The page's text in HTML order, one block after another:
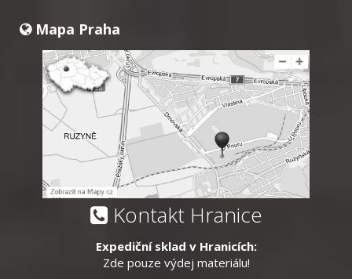
Mapa Praha
Kontakt Hranice
Expediční sklad v Hranicích:
Zde pouze výdej materiálu!